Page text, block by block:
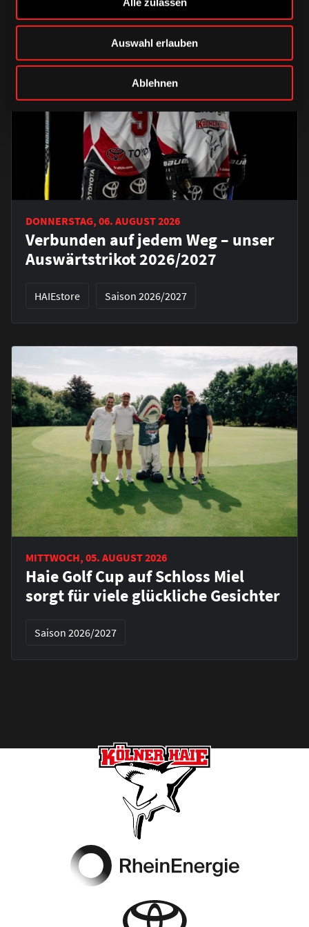
Auswahl erlauben
Ablehnen
DONNERSTAG, 06. AUGUST 2026
Verbunden auf jedem Weg – unser
Auswärtstrikot 2026/2027
HAIEstore Saison 2026/2027
MITTWOCH, 05. AUGUST 2026
Haie Golf Cup auf Schloss Miel
sorgt für viele glückliche Gesichter
Saison 2026/2027